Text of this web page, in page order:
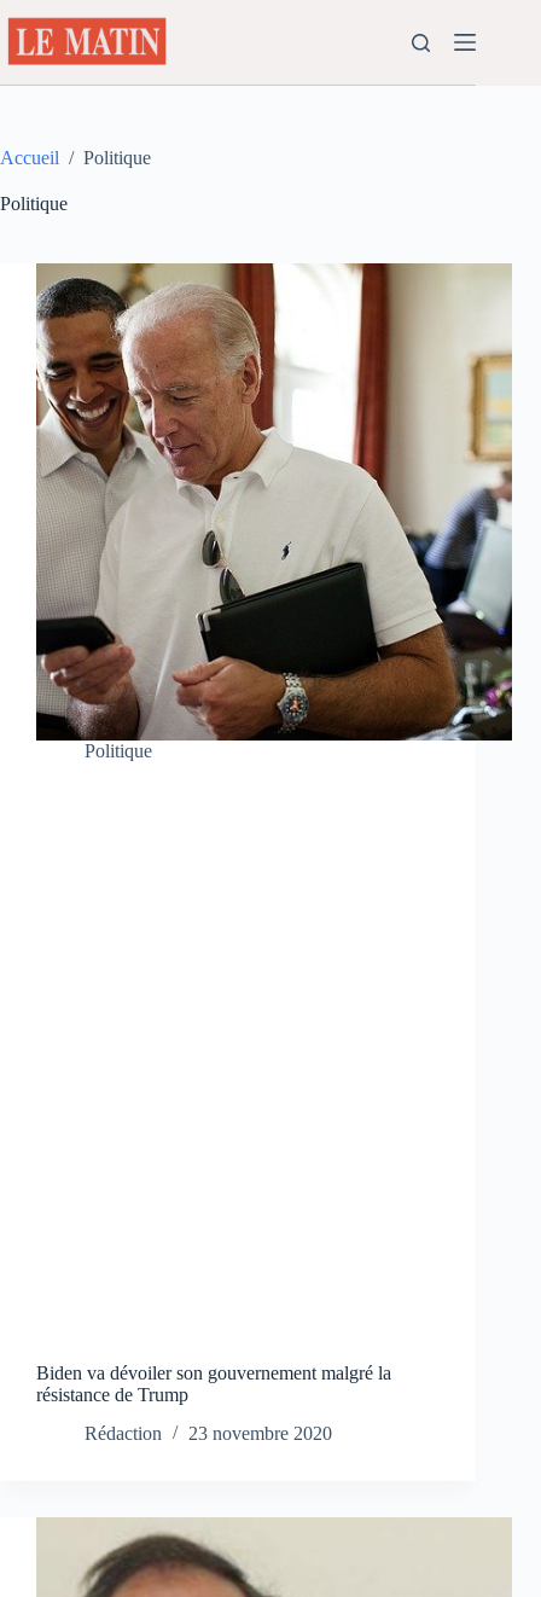
au
contenu
Accueil / Politique
Politique
Politique
Biden va dévoiler son gouvernement malgré la
résistance de Trump
Rédaction
23 novembre 2020